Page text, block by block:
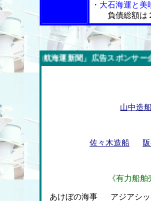
・大石海運と
負債総額は
聞」広告スポンサー企業
山中造
佐々木造船
《有力船
あけぼの海事 アジアシ